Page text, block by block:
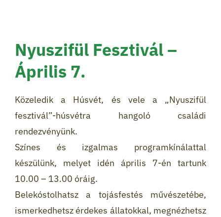
Nyuszifül Fesztivál –
Április 7.
Közeledik a Húsvét, és vele a „Nyuszifül
fesztivál”-húsvétra hangoló családi
rendezvényünk.
Színes és izgalmas programkínálattal
készülünk, melyet idén április 7-én tartunk
10.00 – 13.00 óráig.
Belekóstolhatsz a tojásfestés művészetébe,
ismerkedhetsz érdekes állatokkal, megnézhetsz